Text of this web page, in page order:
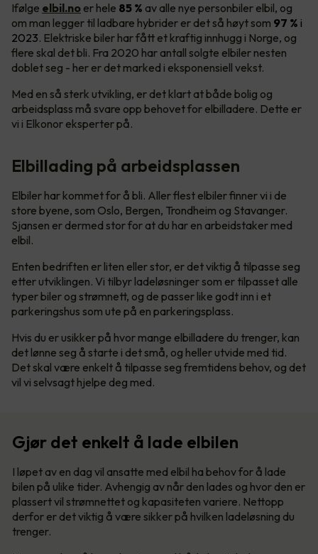
Ifølge elbil.no er hele 85 % av alle nye personbiler elbil, og
om man legger til ladbare hybrider er det så høyt som 97 % i
2023. Elektriske biler har fått et kraftig innhugg i Norge, og
flere skal det bli. Fra 2020 har antall solgte elbiler nesten
doblet seg - her er det marked i eksponensiell vekst.
Med en så sterk utvikling, er det klart at både bolig og
arbeidsplass må svare opp behovet for elbilladere. Dette er
vi i Elkonor eksperter på.
Elbillading på arbeidsplassen
Elbiler har kommet for å bli. Aller flest elbiler finner vi i de
store byene, som Oslo, Bergen, Trondheim og Stavanger.
Sjansen er dermed stor for at du har en arbeidstaker med
elbil.
Enten bedriften er liten eller stor, er det viktig å tilpasse seg
etter utviklingen. Vi tilbyr ladeløsninger som er tilpasset alle
typer biler og strømnett, og de passer like godt inn i et
parkeringshus som ute på en parkeringsplass.
Hvis du er usikker på hvor mange elbilladere du trenger, kan
det lønne seg å starte i det små, og heller utvide med tid.
Det skal være enkelt å tilpasse seg fremtidens behov, og det
vil vi selvsagt hjelpe deg med.
Gjør det enkelt å lade elbilen
I løpet av en dag vil ansatte med elbil ha behov for å lade
bilen på ulike tider. Avhengig av når den lades og hvor den er
plassert vil strømnettet og kapasiteten variere. Nettopp
derfor er det viktig å være sikker på hvilken ladeløsning du
trenger.